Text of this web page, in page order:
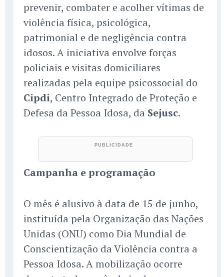
prevenir, combater e acolher vítimas de
violência física, psicológica,
patrimonial e de negligência contra
idosos. A iniciativa envolve forças
policiais e visitas domiciliares
realizadas pela equipe psicossocial do
Cipdi, Centro Integrado de Proteção e
Defesa da Pessoa Idosa, da Sejusc.
Campanha e programação
O mês é alusivo à data de 15 de junho,
instituída pela Organização das Nações
Unidas (ONU) como Dia Mundial de
Conscientização da Violência contra a
Pessoa Idosa. A mobilização ocorre